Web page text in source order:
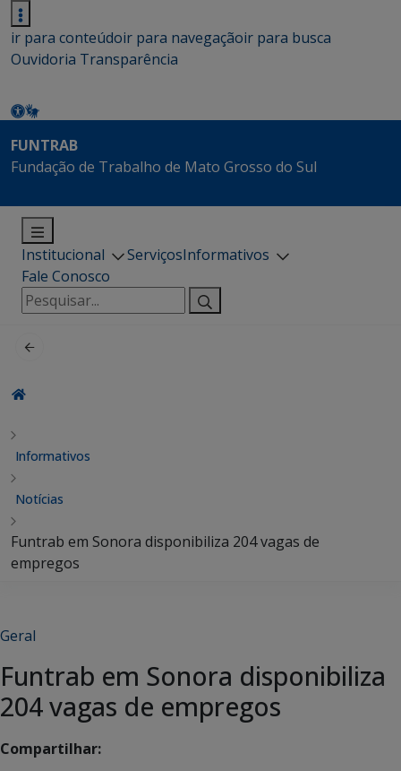
ir para conteúdoir para navegaçãoir para busca
Ouvidoria Transparência
FUNTRAB
Fundação de Trabalho de Mato Grosso do Sul
Institucional ServiçosInformativos
Fale Conosco
Pesquisar
por:
Informativos
Notícias
Funtrab em Sonora disponibiliza 204 vagas de
empregos
Geral
Funtrab em Sonora disponibiliza
204 vagas de empregos
Compartilhar: